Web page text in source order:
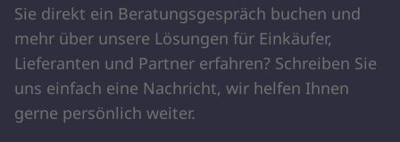
Sie direkt ein Beratungsgespräch buchen und
mehr über unsere Lösungen für Einkäufer,
Lieferanten und Partner erfahren? Schreiben Sie
uns einfach eine Nachricht, wir helfen Ihnen
gerne persönlich weiter.